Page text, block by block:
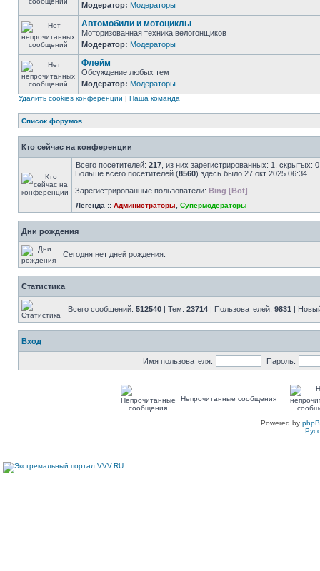
Модератор: Модераторы
Автомобили и мотоциклы
Моторизованная техника велогонщиков
Модератор: Модераторы
Флейм
Обсуждение любых тем
Модератор: Модераторы
Удалить cookies конференции | Наша команда
Список форумов
Кто сейчас на конференции
Всего посетителей: 217 , из них зарегистрированных: 1, скрытых:
Больше всего посетителей (8560) здесь было 27 окт 2025 06:34
Зарегистрированные пользователи: Bing [Bot]
Легенда :: Администраторы Супермодераторы
Дни рождения
Сегодня нет дней рождения.
Статистика
Всего сообщений: 512540 | Тем: 23714 | Пользователей: 9831 |
Вход
Имя пользователя: Пароль:
Непрочитанные сообщения
Powered by